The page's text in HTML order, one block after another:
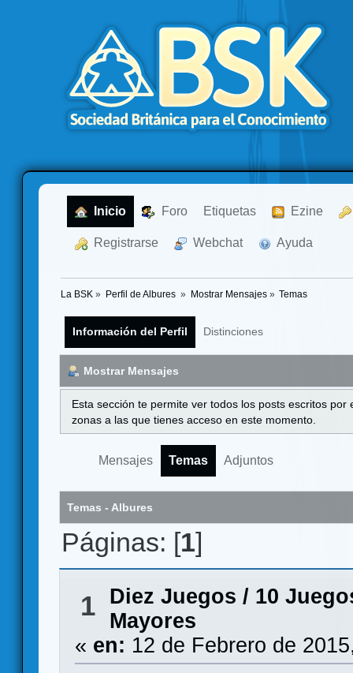
Inicio Foro Etiquetas Ezine
Registrarse Webchat Ayuda
La BSK » Perfil de Albures » Mostrar Mensajes» Temas
Información del Perfil Distinciones
Mostrar Mensajes
Esta sección te permite ver todos los posts escritos
zonas a las que tienes acceso en este momento.
Mensajes Temas Adjuntos
Temas - Albures
Páginas: [1]
1 Diez Juegos / 10
Mayores
« en: 12 de Febrero de